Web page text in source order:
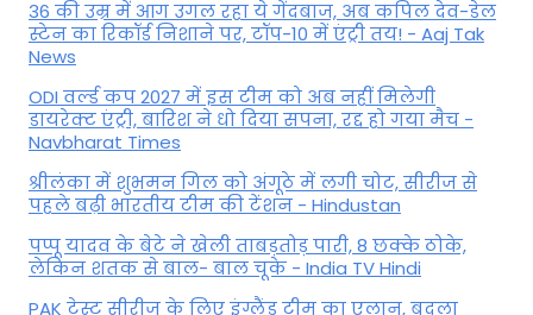
36 की उम्र में आग उगल रहा ये गेंदबाज, अब कपिल देव-डेल
स्टेन का रिकॉर्ड निशाने पर, टॉप-10 में एंट्री तय! - Aaj Tak
News
ODI वर्ल्ड कप 2027 में इस टीम को अब नहीं मिलेगी
डायरेक्ट एंट्री, बारिश ने धो दिया सपना, रद्द हो गया मैच -
Navbharat Times
श्रीलंका में शुभमन गिल को अंगूठे में लगी चोट, सीरीज से
पहले बढ़ी भारतीय टीम की टेंशन - Hindustan
पप्पू यादव के बेटे ने खेली ताबड़तोड़ पारी, 8 छक्के ठोके,
लेकिन शतक से बाल- बाल चूके - India TV Hindi
PAK टेस्ट सीरीज के लिए इंग्लैंड टीम का एलान, बदला